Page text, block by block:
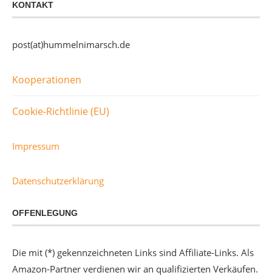
KONTAKT
post(at)hummelnimarsch.de
Kooperationen
Cookie-Richtlinie (EU)
Impressum
Datenschutzerklärung
OFFENLEGUNG
Die mit (*) gekennzeichneten Links sind Affiliate-Links. Als
Amazon-Partner verdienen wir an qualifizierten Verkäufen.